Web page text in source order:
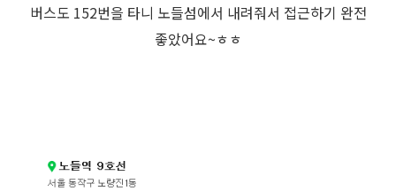
버스도 152번을 타니 노들섬에서 내려줘서 접근하기 완전
좋았어요~ㅎㅎ